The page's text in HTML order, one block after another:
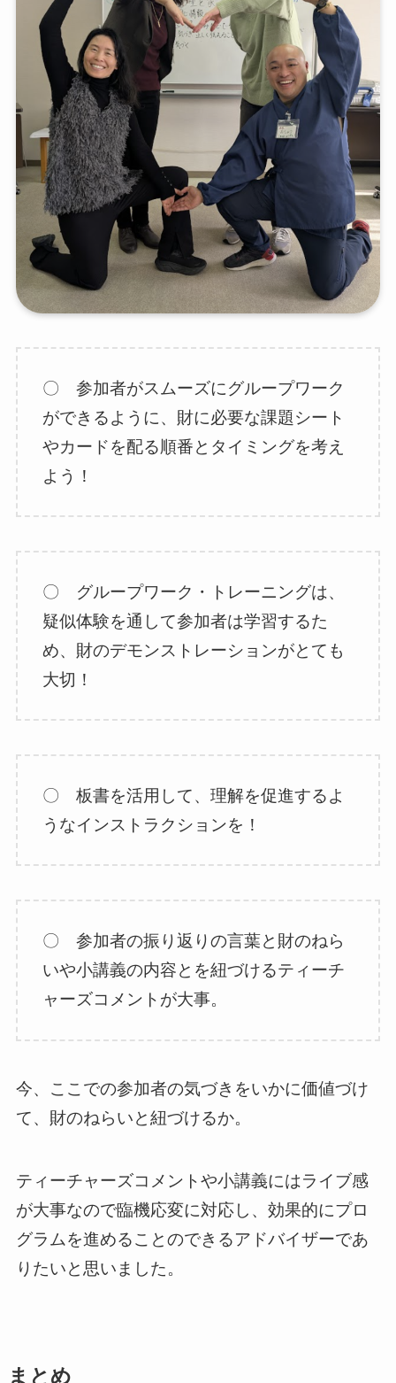
〇 参加者がスムーズにグループワーク
ができるように、財に必要な課題シート
やカードを配る順番とタイミングを考え
よう！
〇 グループワーク・トレーニングは、
疑似体験を通して参加者は学習するた
め、財のデモンストレーションがとても
大切！
〇 板書を活用して、理解を促進するよ
うなインストラクションを！
〇 参加者の振り返りの言葉と財のねら
いや小講義の内容とを紐づけるティーチ
ャーズコメントが大事。
今、ここでの参加者の気づきをいかに価値づけ
て、財のねらいと紐づけるか。
ティーチャーズコメントや小講義にはライブ感
が大事なので臨機応変に対応し、効果的にプロ
グラムを進めることのできるアドバイザーであ
りたいと思いました。
まとめ